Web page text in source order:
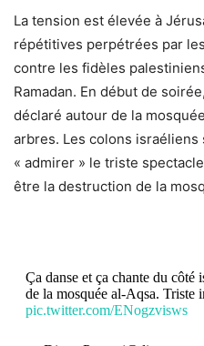
La tension est élevée à
répétitives perpétrées par
contre les fidèles
Ramadan. En début de
déclaré autour de la
arbres. Les colons
« admirer » le triste
être la destruction de la
Ça danse et ça chante du côté
de la mosquée al-Aqsa. Triste
pic.twitter.com/ENogzvisws